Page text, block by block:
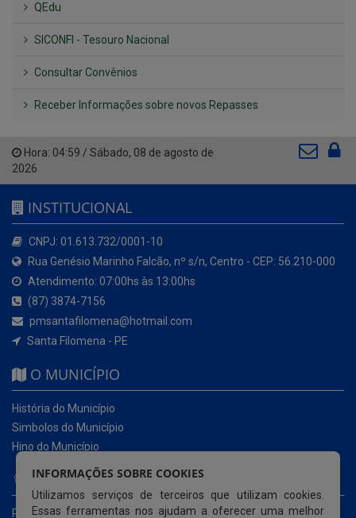
QEdu
SICONFI - Tesouro Nacional
Consultar Convênios
Receber Informações sobre novos Repasses
Hora: 04:59 / Sábado, 08 de agosto de
2026
INSTITUCIONAL
CNPJ: 01.613.732/0001-10
Rua Genésio Marinho Falcão, nº s/n, Centro - CEP: 56.210-000
Atendimento: 07:00hs às 13:00hs
(87) 3874-7156
pmsantafilomena@hotmail.com
Santa Filomena - PE
O MUNICÍPIO
História do Município
Simbolos do Município
Hino do Município
NOSSOS SERVIÇOS
Portal da Transparência
INFORMAÇÕES SOBRE COOKIES
Utilizamos serviços de terceiros que utilizam cookies.
Essas ferramentas nos ajudam a oferecer uma melhor